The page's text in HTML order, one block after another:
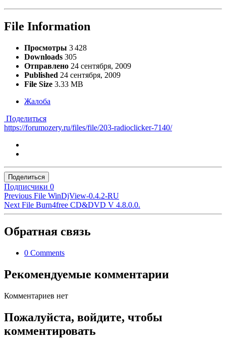
File Information
Просмотры 3 428
Downloads 305
Отправлено 24 сентября, 2009
Published 24 сентября, 2009
File Size 3.33 MB
Жалоба
Поделиться
https://forumozery.ru/files/file/203-radioclicker-7140/
Поделиться
Подписчики 0
Previous File WinDjView-0.4.2-RU
Next File Burn4free CD&DVD V 4.8.0.0.
Обратная связь
0 Comments
Рекомендуемые комментарии
Комментариев нет
Пожалуйста, войдите, чтобы
комментировать